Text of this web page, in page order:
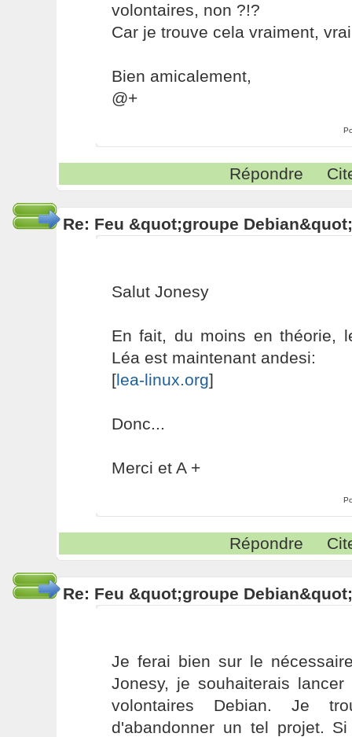
volontaires, non ?!?
Car je trouve cela vraiment,
Bien amicalement,
@+
Répondre
Re: Feu &quot;groupe Debian&quot;
Salut Jonesy
En fait, du moins en théorie,
Léa est maintenant andesi:
[lea-linux.org]
Donc...
Merci et A +
Répondre
Re: Feu &quot;groupe Debian&quot;
Je ferai bien sur le
Jonesy, je souhaiterais
volontaires Debian. Je
d'abandonner un tel projet.